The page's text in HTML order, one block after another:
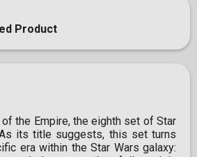
Product
the Empire, the eighth set of Star
its title suggests, this set turns
era within the Star Wars galaxy: